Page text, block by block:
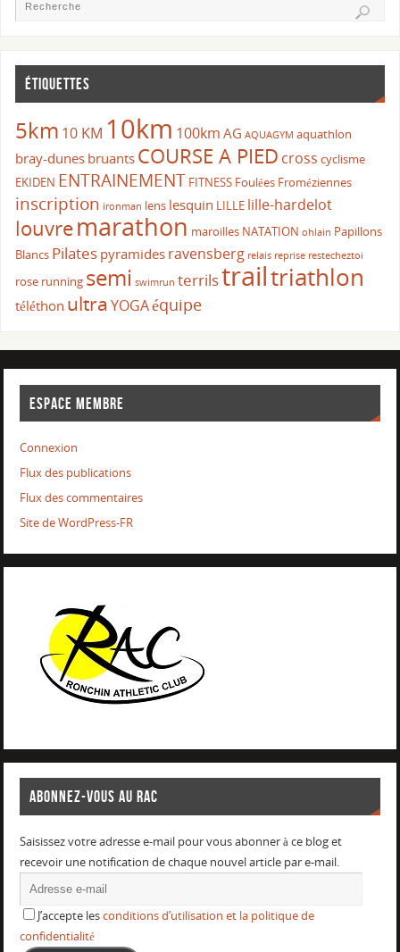
ÉTIQUETTES
5km 10 KM 10km 100km AG AQUAGYM aquathlon
bray-dunes bruants COURSE A PIED cross cyclisme
EKIDEN ENTRAINEMENT FITNESS Foulées Froméziennes
inscription ironman lens lesquin LILLE lille-hardelot
louvremarathon maroilles NATATION ohlain Papillons
Blancs Pilates pyramides ravensberg relais reprise restecheztoi
rose running semi swimrun terrilstrailtriathlon
téléthon ultra YOGAéquipe
ESPACE MEMBRE
Connexion
Flux des publications
Flux des commentaires
Site de WordPress-FR
ABONNEZ-VOUS AU RAC
Saisissez votre adresse e-mail pour vous abonner à ce blog et
recevoir une notification de chaque nouvel article par e-mail.
J’accepte lesconditions d’utilisation et la politique de
confidentialité